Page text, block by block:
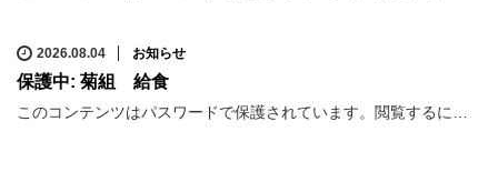
2026.08.04 お知らせ
保護中: 菊組 給食
このコンテンツはパスワードで保護されています。閲覧するに…